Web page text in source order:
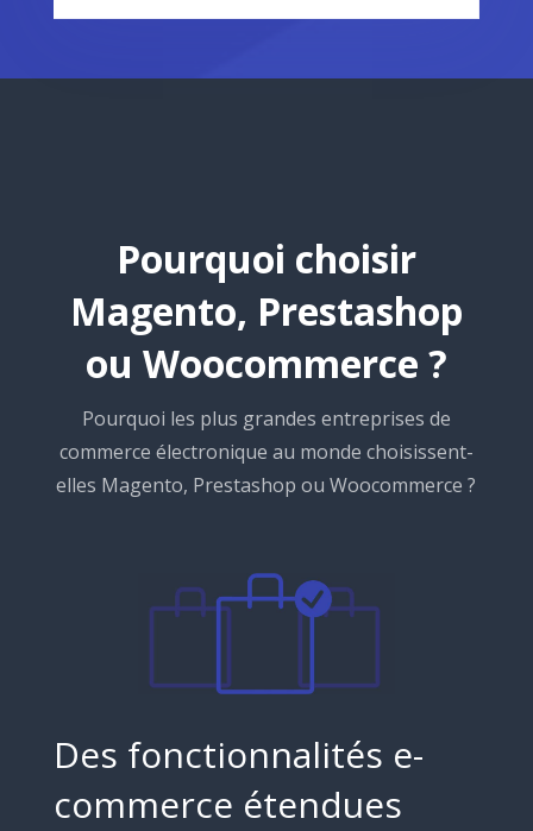
Pourquoi choisir
Magento, Prestashop
ou Woocommerce ?
Pourquoi les plus grandes entreprises de
commerce électronique au monde choisissent-
elles Magento, Prestashop ou Woocommerce ?
Des fonctionnalités e-
commerce étendues